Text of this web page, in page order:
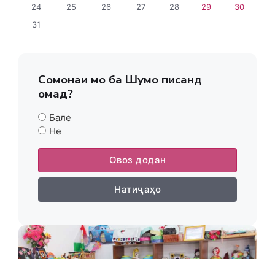
24
25 26 27 28 29
30
31
Сомонаи мо ба Шумо писанд
омад?
Бале
Не
Овоз додан
Натиҷаҳо